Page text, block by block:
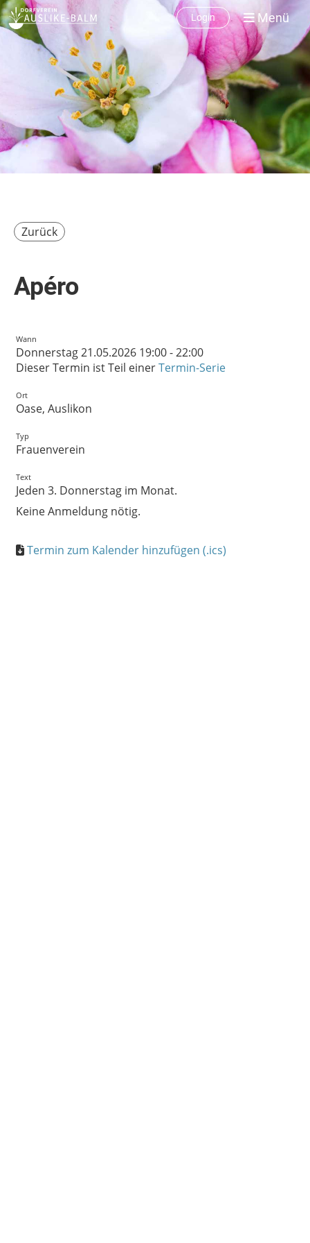
Login Menü
Zurück
Apéro
Wann
Donnerstag 21.05.2026 19:00 - 22:00
Dieser Termin ist Teil einerTermin-Serie
Ort
Oase, Auslikon
Typ
Frauenverein
Text
Jeden 3. Donnerstag im Monat.
Keine Anmeldung nötig.
Termin zum Kalender hinzufügen (.ics)